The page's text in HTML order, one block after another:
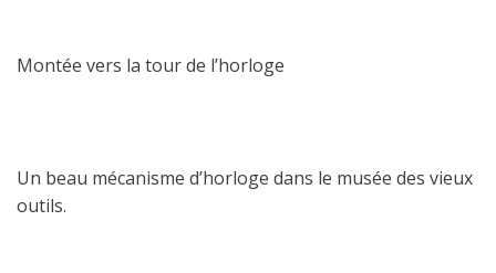
Montée vers la tour de l’horloge
Un beau mécanisme d’horloge dans le musée des vieux
outils.